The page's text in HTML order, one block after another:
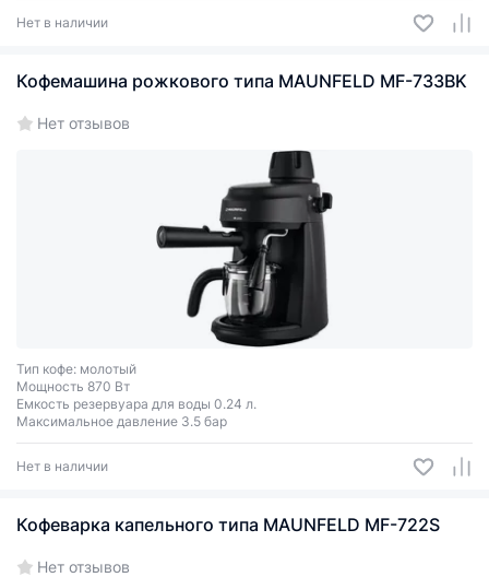
Нет в наличии
Кофемашина рожкового типа MAUNFELD MF-733BK
Нет отзывов
Тип кофе: молотый
Мощность 870 Вт
Емкость резервуара для воды 0.24 л.
Максимальное давление 3.5 бар
Нет в наличии
Кофеварка капельного типа MAUNFELD MF-722S
Нет отзывов